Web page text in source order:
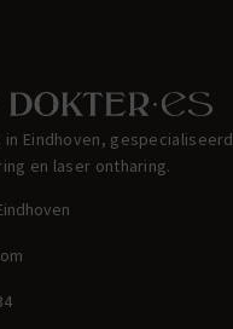
in Eindhoven,
en laser ontharing.